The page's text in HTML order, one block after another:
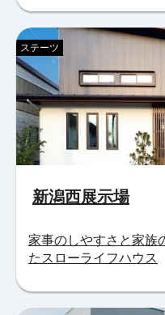
新潟西展示場
ステーツ
家事のしやすさと家族
たスローライフハウス